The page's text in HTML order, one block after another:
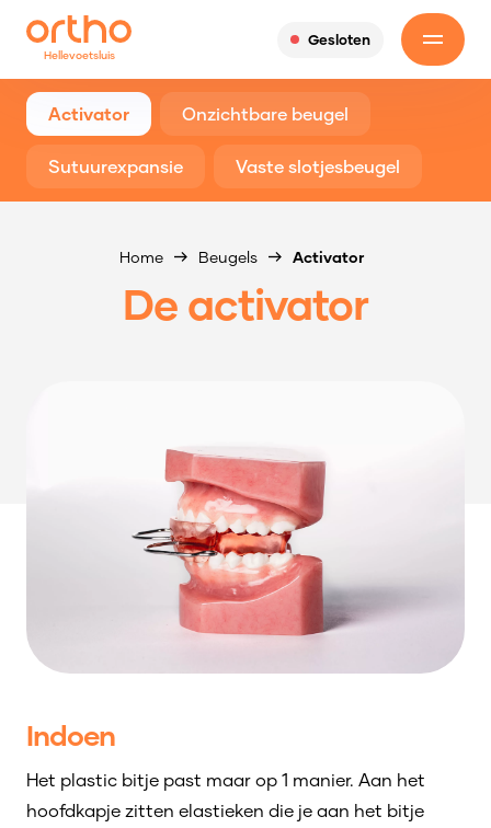
Hellevoetsluis
Gesloten
Activator Onzichtbare beugel
Sutuurexpansie Vaste slotjesbeugel
Home Beugels Activator
De activator
Indoen
Het plastic bitje past maar op 1 manier. Aan het
hoofdkapje zitten elastieken die je aan het bitje